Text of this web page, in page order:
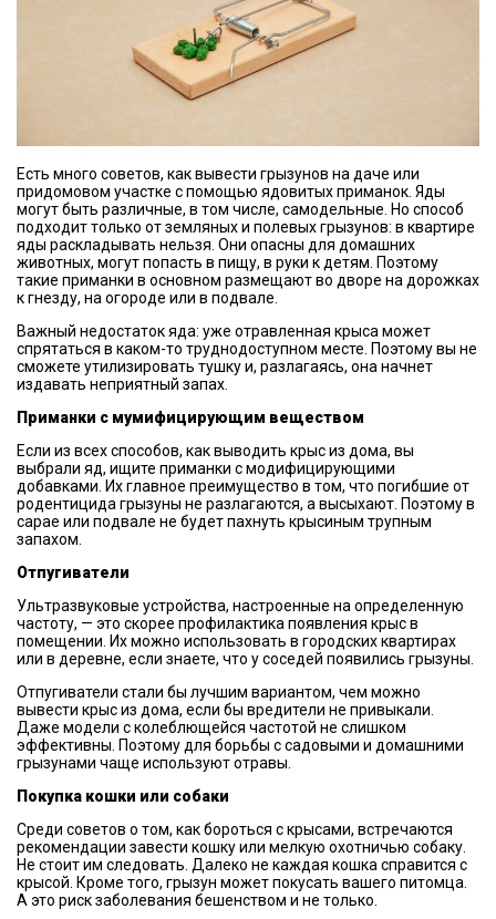
Есть много советов, как вывести грызунов на даче или
придомовом участке с помощью ядовитых приманок. Яды
могут быть различные, в том числе, самодельные. Но способ
подходит только от земляных и полевых грызунов: в квартире
яды раскладывать нельзя. Они опасны для домашних
животных, могут попасть в пищу, в руки к детям. Поэтому
такие приманки в основном размещают во дворе на дорожках
к гнезду, на огороде или в подвале.
Важный недостаток яда: уже отравленная крыса может
спрятаться в каком-то труднодоступном месте. Поэтому вы не
сможете утилизировать тушку и, разлагаясь, она начнет
издавать неприятный запах.
Приманки с мумифицирующим веществом
Если из всех способов, как выводить крыс из дома, вы
выбрали яд, ищите приманки с модифицирующими
добавками. Их главное преимущество в том, что погибшие от
родентицида грызуны не разлагаются, а высыхают. Поэтому в
сарае или подвале не будет пахнуть крысиным трупным
запахом.
Отпугиватели
Ультразвуковые устройства, настроенные на определенную
частоту, — это скорее профилактика появления крыс в
помещении. Их можно использовать в городских квартирах
или в деревне, если знаете, что у соседей появились грызуны.
Отпугиватели стали бы лучшим вариантом, чем можно
вывести крыс из дома, если бы вредители не привыкали.
Даже модели с колеблющейся частотой не слишком
эффективны. Поэтому для борьбы с садовыми и домашними
грызунами чаще используют отравы.
Покупка кошки или собаки
Среди советов о том, как бороться с крысами, встречаются
рекомендации завести кошку или мелкую охотничью собаку.
Не стоит им следовать. Далеко не каждая кошка справится с
крысой. Кроме того, грызун может покусать вашего питомца.
А это риск заболевания бешенством и не только.